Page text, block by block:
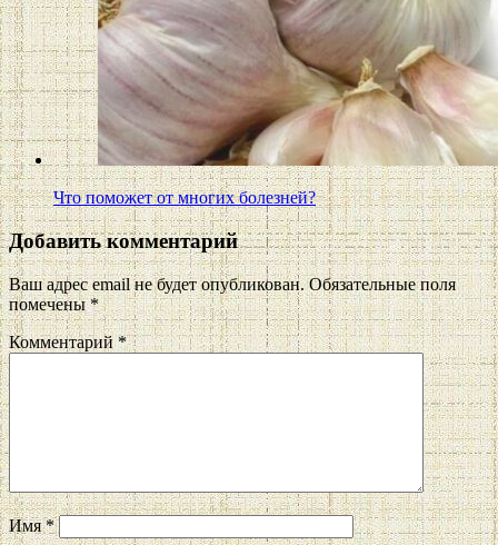
Что поможет от многих болезней?
Добавить комментарий
Ваш адрес email не будет опубликован. Обязательные поля
помечены*
Комментарий*
Имя*